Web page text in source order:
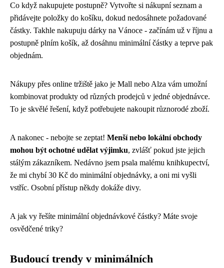
Co když nakupujete postupně? Vytvořte si nákupní seznam a
přidávejte položky do košíku, dokud nedosáhnete požadované
částky. Takhle nakupuju dárky na Vánoce - začínám už v říjnu a
postupně plním košík, až dosáhnu minimální částky a teprve pak
objednám.
Nákupy přes online tržiště jako je Mall nebo Alza vám umožní
kombinovat produkty od různých prodejců v jedné objednávce.
To je skvělé řešení, když potřebujete nakoupit různorodé zboží.
A nakonec - nebojte se zeptat! Menší nebo lokální obchody
mohou být ochotné udělat výjimku, zvlášť pokud jste jejich
stálým zákazníkem. Nedávno jsem psala malému knihkupectví,
že mi chybí 30 Kč do minimální objednávky, a oni mi vyšli
vstříc. Osobní přístup někdy dokáže divy.
A jak vy řešíte minimální objednávkové částky? Máte svoje
osvědčené triky?
Budoucí trendy v minimálních